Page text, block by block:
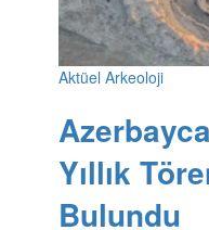
Aktüel Arkeoloji
Yıllık
Bulundu